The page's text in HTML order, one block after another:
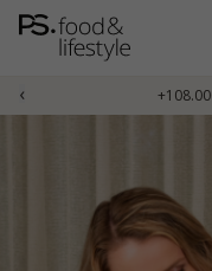
Zum
Inhalt
springen
‹